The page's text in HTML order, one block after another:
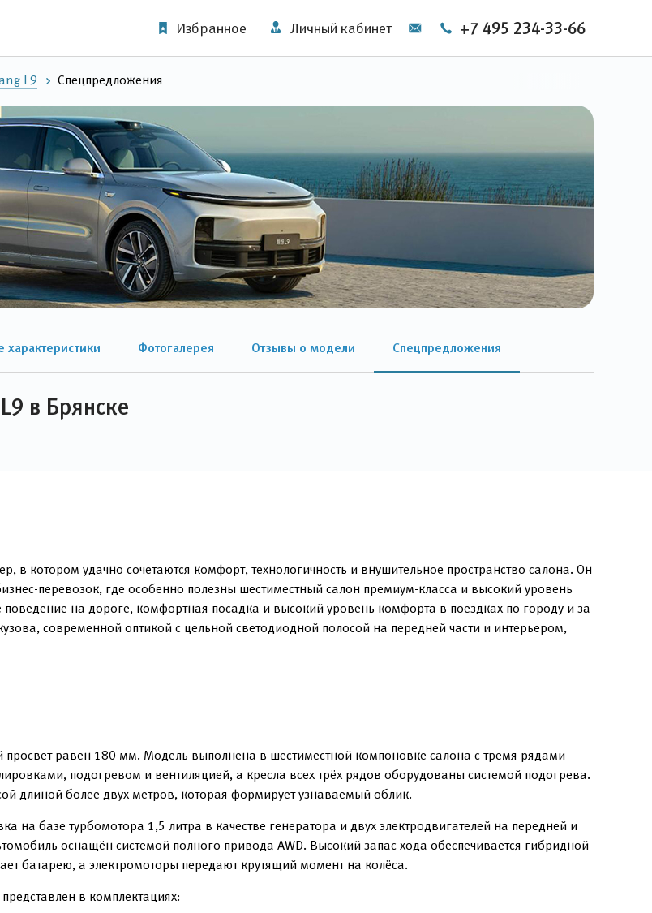
Избранное Личный кабинет +7 495 234-33-66
L9 Спецпредложения
характеристики Фотогалерея Отзывы о модели Спецпредложения
в Брянске
котором удачно сочетаются комфорт, технологичность и внушительное пространство салона. Он
перевозок, где особенно полезны шестиместный салон премиум-класса и высокий уровень
на дороге, комфортная посадка и высокий уровень комфорта в поездках по городу и за
современной оптикой с цельной светодиодной полосой на передней части и интерьером,
равен 180 мм. Модель выполнена в шестиместной компоновке салона с тремя рядами
подогревом и вентиляцией, а кресла всех трёх рядов оборудованы системой подогрева.
длиной более двух метров, которая формирует узнаваемый облик.
на базе турбомотора 1,5 литра в качестве генератора и двух электродвигателей на передней и
оснащён системой полного привода AWD. Высокий запас хода обеспечивается гибридной
батарею, а электромоторы передают крутящий момент на колёса.
в комплектациях: